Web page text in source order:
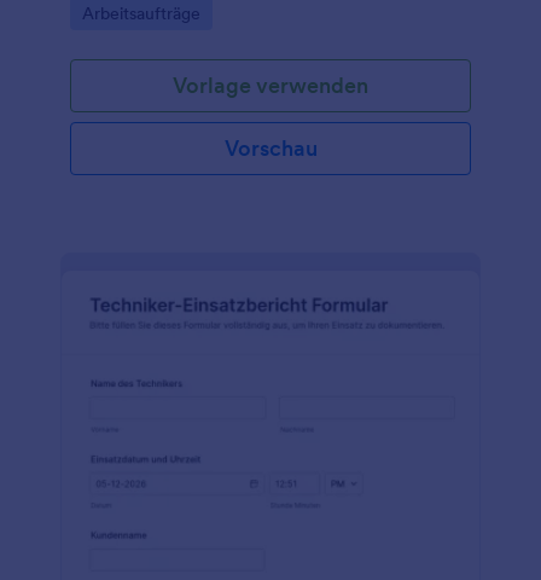
Go to Category:
Arbeitsaufträge
Vorlage verwenden
Vorschau